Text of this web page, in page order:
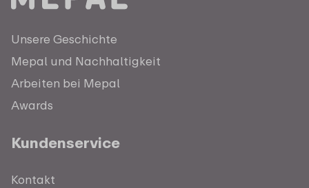
Unsere Geschichte
Mepal und Nachhaltigkeit
Arbeiten bei Mepal
Awards
Kundenservice
Kontakt